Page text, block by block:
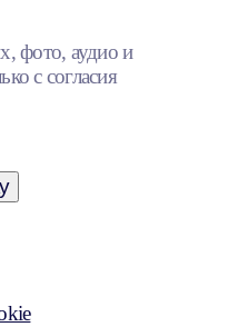
фото, аудио и
с согласия